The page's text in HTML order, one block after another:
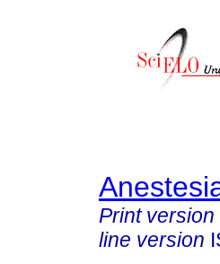
Print version
line version